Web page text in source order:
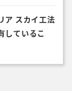
ア スカイ工法
しているこ